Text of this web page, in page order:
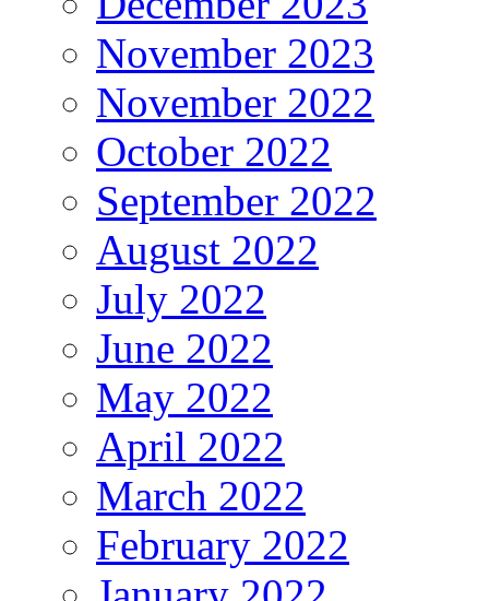
November 2023
November 2022
October 2022
September 2022
August 2022
July 2022
June 2022
May 2022
April 2022
March 2022
February 2022